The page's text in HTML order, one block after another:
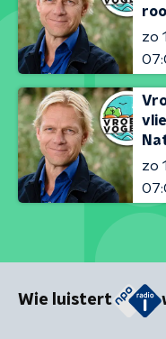
zo
zo
Wie luistert